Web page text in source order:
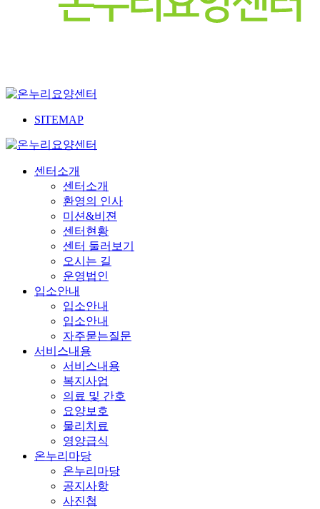
SITEMAP
센터소개
센터소개
환영의 인사
미션&비젼
센터현황
센터 둘러보기
오시는 길
운영법인
입소안내
입소안내
입소안내
자주묻는질문
서비스내용
서비스내용
복지사업
의료 및 간호
요양보호
물리치료
영양급식
온누리마당
온누리마당
공지사항
사진첩